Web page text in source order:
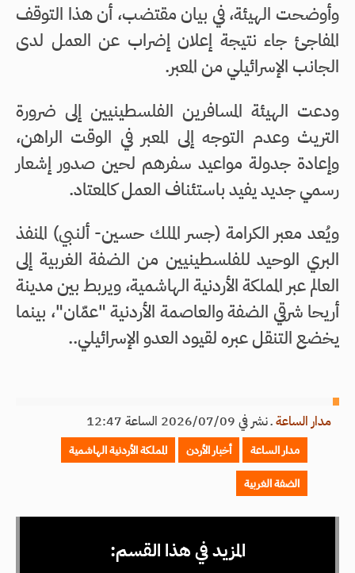
وأوضحت الهيئة، في بيان مقتضب، أن هذا التوقف
المفاجئ جاء نتيجة إعلان إضراب عن العمل لدى
الجانب الإسرائيلي من المعبر.
ودعت الهيئة المسافرين الفلسطينيين إلى ضرورة
التريث وعدم التوجه إلى المعبر في الوقت الراهن،
وإعادة جدولة مواعيد سفرهم لحين صدور إشعار
رسمي جديد يفيد باستئناف العمل كالمعتاد.
ويُعد معبر الكرامة (جسر الملك حسين- ألنبي) المنفذ
البري الوحيد للفلسطينيين من الضفة الغربية إلى
العالم عبر المملكة الأردنية الهاشمية، ويربط بين مدينة
أريحا شرقي الضفة والعاصمة الأردنية "عمّان"، بينما
يخضع التنقل عبره لقيود العدو الإسرائيلي..
مدار الساعةـنشر في 2026/07/09 الساعة 12:47
مدار الساعة أخبار الأردن
المملكة الأردنية الهاشمية
الضفة الغربية
المزيد في هذا القسم: